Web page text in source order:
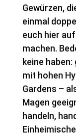
Gewürzen,
einmal
euch hier
machen.
keine
mit hohen
Gardens –
Magen
handeln,